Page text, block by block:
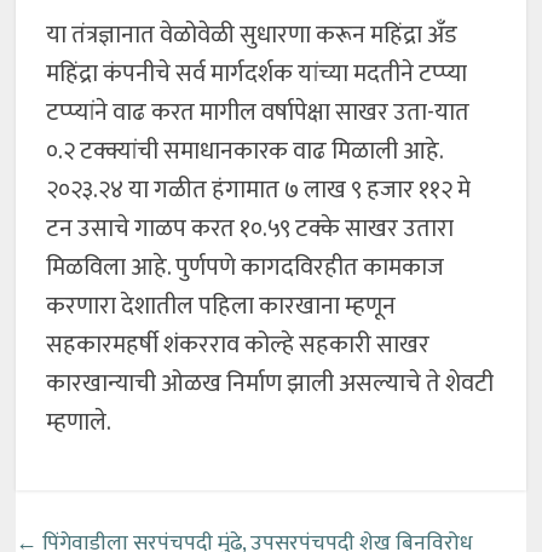
या तंत्रज्ञानात वेळोवेळी सुधारणा करून महिंद्रा अँड
महिंद्रा कंपनीचे सर्व मार्गदर्शक यांच्या मदतीने टप्प्या
टप्प्यांने वाढ करत मागील वर्षापेक्षा साखर उता-यात
०.२ टक्क्यांची समाधानकारक वाढ मिळाली आहे.
२०२३.२४ या गळीत हंगामात ७ लाख ९ हजार ११२ मे
टन उसाचे गाळप करत १०.५९ टक्के साखर उतारा
मिळविला आहे. पुर्णपणे कागदविरहीत कामकाज
करणारा देशातील पहिला कारखाना म्हणून
सहकारमहर्षी शंकरराव कोल्हे सहकारी साखर
कारखान्याची ओळख निर्माण झाली असल्याचे ते शेवटी
म्हणाले.
← पिंगेवाडीला सरपंचपदी मुंढे, उपसरपंचपदी शेख बिनविरोध